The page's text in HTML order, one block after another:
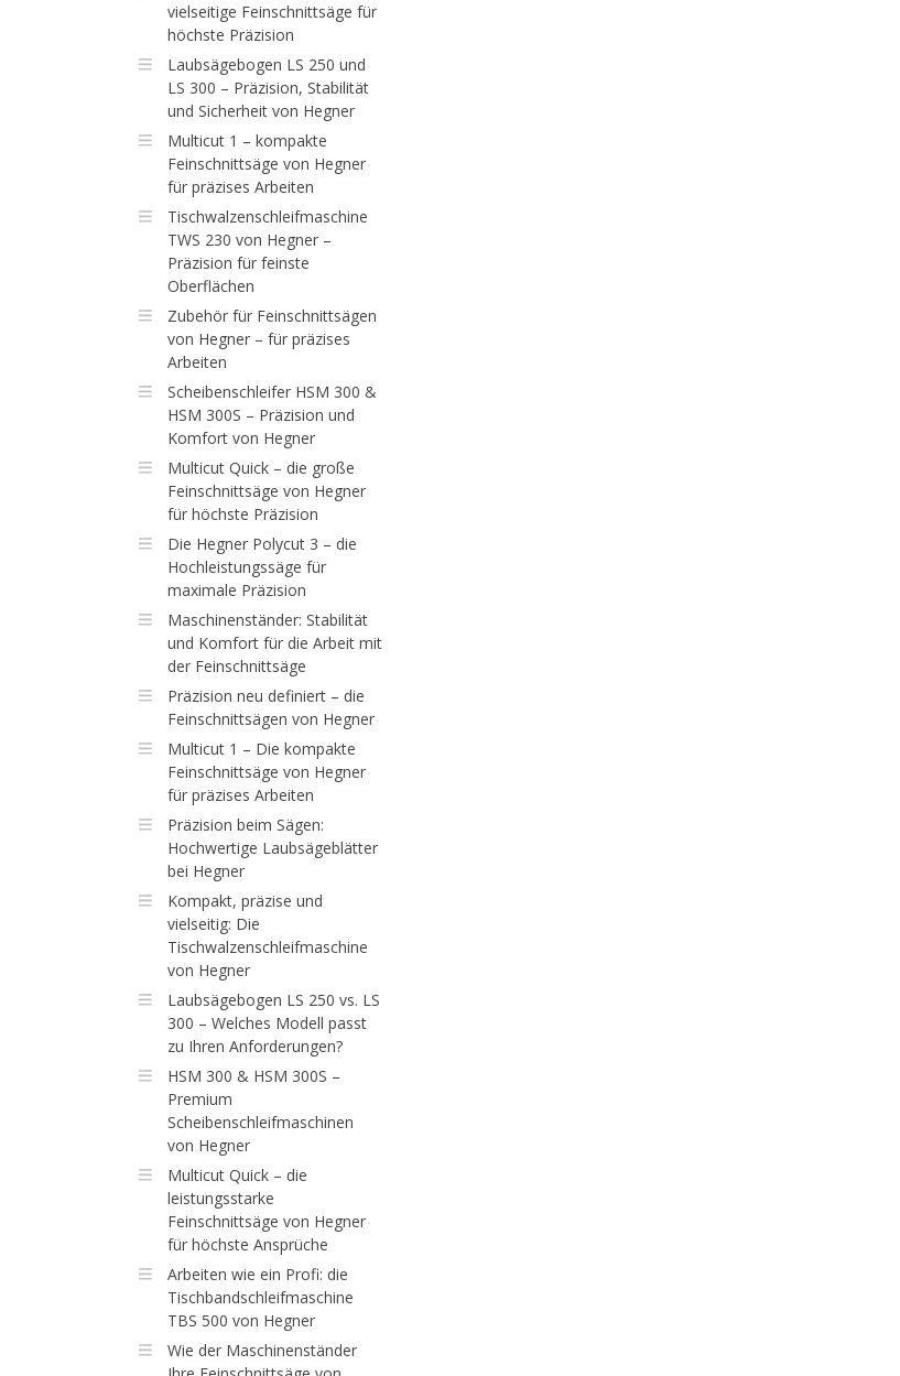
vielseitige Feinschnittsäge für
höchste Präzision
Laubsägebogen LS 250 und
LS 300 – Präzision, Stabilität
und Sicherheit von Hegner
Multicut 1 – kompakte
Feinschnittsäge von Hegner
für präzises Arbeiten
Tischwalzenschleifmaschine
TWS 230 von Hegner –
Präzision für feinste
Oberflächen
Zubehör für Feinschnittsägen
von Hegner – für präzises
Arbeiten
Scheibenschleifer HSM 300 &
HSM 300S – Präzision und
Komfort von Hegner
Multicut Quick – die große
Feinschnittsäge von Hegner
für höchste Präzision
Die Hegner Polycut 3 – die
Hochleistungssäge für
maximale Präzision
Maschinenständer: Stabilität
und Komfort für die Arbeit mit
der Feinschnittsäge
Präzision neu definiert – die
Feinschnittsägen von Hegner
Multicut 1 – Die kompakte
Feinschnittsäge von Hegner
für präzises Arbeiten
Präzision beim Sägen:
Hochwertige Laubsägeblätter
bei Hegner
Kompakt, präzise und
vielseitig: Die
Tischwalzenschleifmaschine
von Hegner
Laubsägebogen LS 250 vs. LS
300 – Welches Modell passt
zu Ihren Anforderungen?
HSM 300 & HSM 300S –
Premium
Scheibenschleifmaschinen
von Hegner
Multicut Quick – die
leistungsstarke
Feinschnittsäge von Hegner
für höchste Ansprüche
Arbeiten wie ein Profi: die
Tischbandschleifmaschine
TBS 500 von Hegner
Wie der Maschinenständer